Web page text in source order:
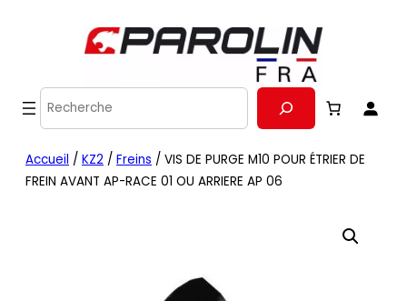
Recherche
Accueil / KZ2 / Freins / VIS DE PURGE M10 POUR ÉTRIER DE
FREIN AVANT AP-RACE 01 OU ARRIERE AP 06